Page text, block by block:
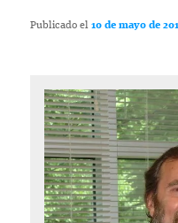
Publicado el10 de mayo de